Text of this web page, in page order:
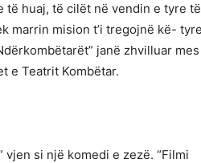
të huaj, të cilët në vendin e tyre të
marrin mision t’i tregojnë kë- tyre
janë zhvilluar mes
e Teatrit Kombëtar.
si një komedi e zezë. “Filmi